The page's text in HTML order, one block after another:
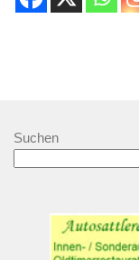
Suchen